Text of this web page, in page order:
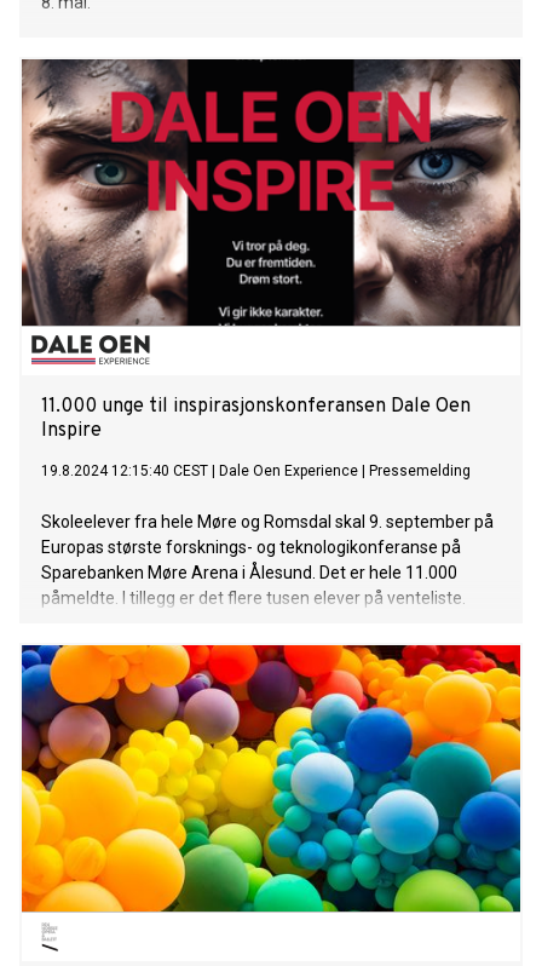
11.000 unge til inspirasjonskonferansen Dale Oen
Inspire
19.8.2024 12:15:40 CEST Dale Oen Experience Pressemelding
Skoleelever fra hele Møre og Romsdal skal 9. september på
Europas største forsknings- og teknologikonferanse på
Sparebanken Møre Arena i Ålesund. Det er hele 11.000
påmeldte. I tillegg er det flere tusen elever på venteliste.